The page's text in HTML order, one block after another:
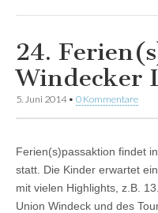
24.
Windecker
5. Juni 2014• 0 Kommentare
Ferien(s)passaktion findet
statt. Die Kinder erwartet
mit vielen Highlights, z.B.
Union Windeck und des